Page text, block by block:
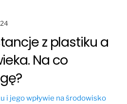
z plastiku a
Na co
i jego wpływie na środowisko